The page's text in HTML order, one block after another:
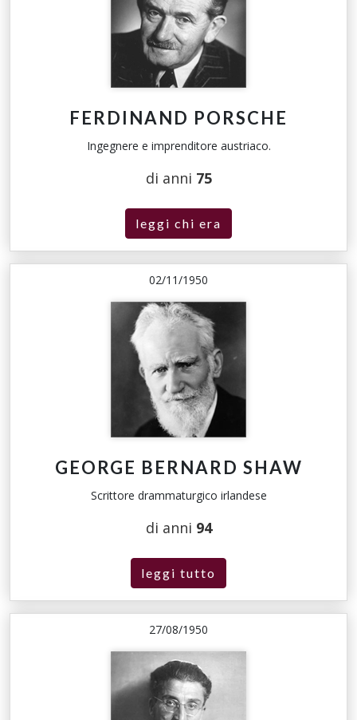
FERDINAND PORSCHE
Ingegnere e imprenditore austriaco.
di anni 75
leggi chi era
02/11/1950
GEORGE BERNARD SHAW
Scrittore drammaturgico irlandese
di anni 94
leggi tutto
27/08/1950